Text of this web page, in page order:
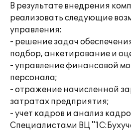
В результате внедрения
реализовать следующие
управления:
- решение задач
подбор, анкетирование и
- управление финансовой
персонала;
- отражение начисленной
затратах предприятия;
- учет кадров и анализ
Специалистами ВЦ